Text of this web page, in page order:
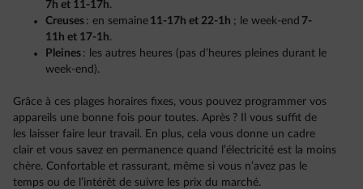
7h et 11-17h.
Creuses : en semaine 11-17h et 22-1h ; le week-end 7-
11h et 17-1h.
Pleines : les autres heures (pas d’heures pleines durant le
week-end).
Grâce à ces plages horaires fixes, vous pouvez programmer vos
appareils une bonne fois pour toutes. Après ? Il vous suffit de
les laisser faire leur travail. En plus, cela vous donne un cadre
clair et vous savez en permanence quand l’électricité est la moins
chère. Confortable et rassurant, même si vous n’avez pas le
temps ou de l’intérêt de suivre les prix du marché.